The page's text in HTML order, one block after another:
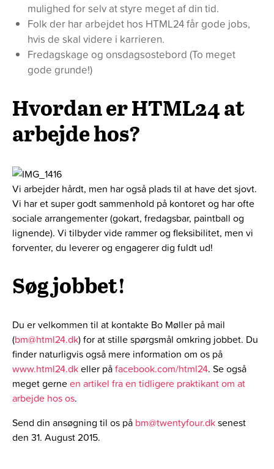
mulighed for selv at styre meget af din tid.
Folk der har arbejdet hos HTML24 får gode jobs,
hvis de skal videre i karrieren.
Fredagskage og onsdagsostebord (To meget
gode grunde!)
Hvordan er HTML24 at
arbejde hos?
Vi arbejder hårdt, men har også plads til at have det sjovt.
Vi har et super godt sammenhold på kontoret og har ofte
sociale arrangementer (gokart, fredagsbar, paintball og
lignende). Vi tilbyder vide rammer og fleksibilitet, men vi
forventer, du leverer og engagerer dig fuldt ud!
Søg jobbet!
Du er velkommen til at kontakte Bo Møller på mail
(bm@html24.dk) for at stille spørgsmål omkring jobbet. Du
finder naturligvis også mere information om os på
www.html24.dkeller påfacebook.com/html24. Se også
meget gerneen artikel fra en tidligere praktikant om at
arbejde hos os.
Send din ansøgning til os på bm@twentyfour.dksenest
den 31. August 2015.